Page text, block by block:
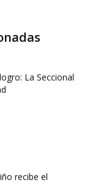
La Seccional
recibe el